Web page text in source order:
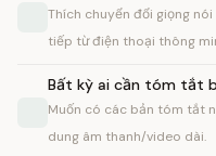
Thích chuyển đổi giọng
tiếp từ điện thoại thông
Bất kỳ ai cần tóm tắt
Muốn có các bản tóm tắt
dung âm thanh/video dài.